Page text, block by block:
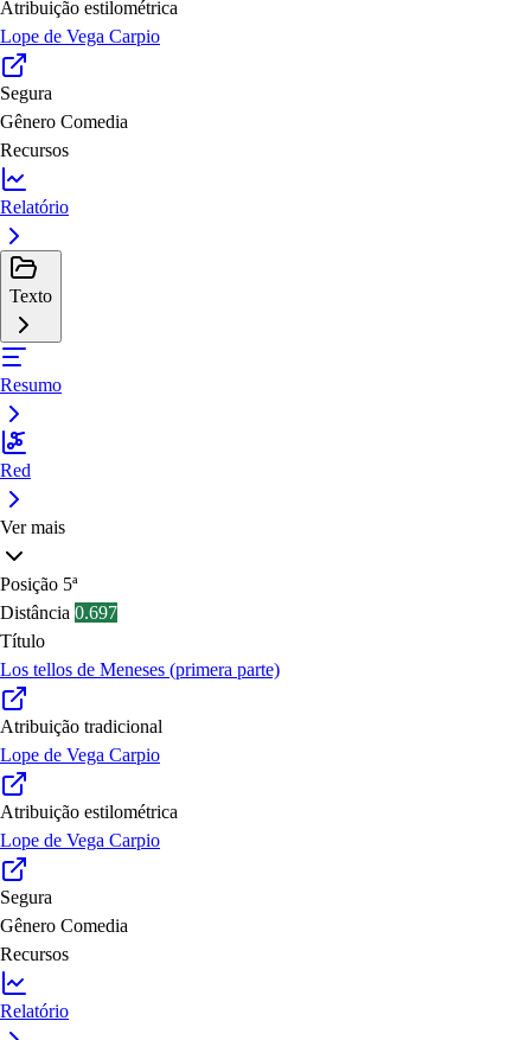
Atribuição estilométrica
Lope de Vega Carpio
Segura
Gênero Comedia
Recursos
Relatório
Texto
Resumo
Red
Ver mais
Posição 5ª
Distância 0.697
Título
Los tellos de Meneses (primera parte)
Atribuição tradicional
Lope de Vega Carpio
Atribuição estilométrica
Lope de Vega Carpio
Segura
Gênero Comedia
Recursos
Relatório